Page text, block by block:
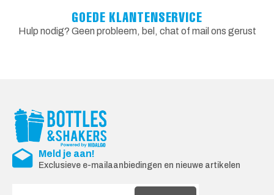
GOEDE KLANTENSERVICE
Hulp nodig? Geen probleem, bel, chat of mail ons gerust
Meld je aan!
Exclusieve e-mailaanbiedingen en nieuwe artikelen